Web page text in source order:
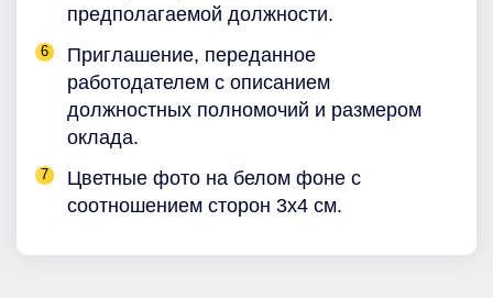
предполагаемой должности.
Приглашение, переданное
работодателем с описанием
должностных полномочий и размером
оклада.
Цветные фото на белом фоне с
соотношением сторон 3х4 см.